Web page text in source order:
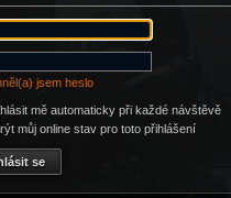
jsem heslo
mě automaticky při každé návštěvě
můj online stav pro toto přihlášení